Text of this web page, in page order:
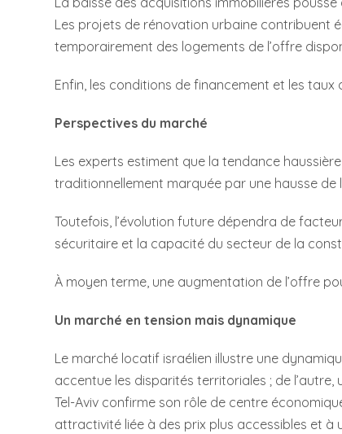
Les projets de rénovation urbaine contribuent
temporairement des logements de l’offre
Enfin, les conditions de financement et les taux
Perspectives du marché
Les experts estiment que la tendance
traditionnellement marquée par une hausse de
Toutefois, l’évolution future dépendra de
sécuritaire et la capacité du secteur de la
À moyen terme, une augmentation de l’offre
Un marché en tension mais dynamique
Le marché locatif israélien illustre une
accentue les disparités territoriales ; de
Tel-Aviv confirme son rôle de centre
attractivité liée à des prix plus accessibles et à